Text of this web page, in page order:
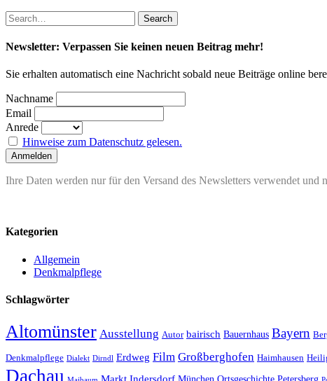
Newsletter: Verpassen Sie keinen neuen Beitrag mehr!
Sie erhalten automatisch eine Nachricht sobald neue Beiträge online
Nachname
Email
Anrede
Hinweise zum Datenschutz gelesen.
Ihre Daten werden nur für den Versand des Newsletters verwendet und
Kategorien
Allgemein
Denkmalpflege
Schlagwörter
Altomünster Ausstellung Autor bairisch Bauernhaus Bayern
Denkmalpflege Dialekt Dirndl Erdweg Film Großberghofen Haimhausen
Dachau